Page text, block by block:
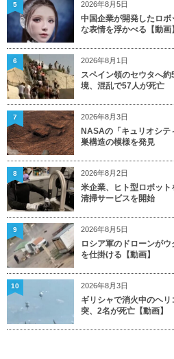
2026年8月5日
中国企業が開発したロ
な表情を浮かべる【動画】
5
2026年8月1日
スペイン領のセウタへ
境、混乱で57人が死亡
6
2026年8月3日
NASAの「キュリオシテ
巣構造の模様を発見
7
2026年8月2日
米企業、ヒト型ロボット
清掃サービスを開始
8
2026年8月5日
ロシア軍のドローンが
を仕掛ける【動画】
9
2026年8月3日
ギリシャで消火中のヘ
突、2名が死亡【動画】
10